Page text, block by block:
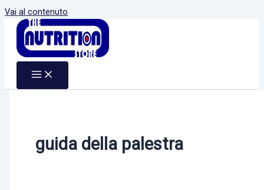
Vai al contenuto
guida della palestra